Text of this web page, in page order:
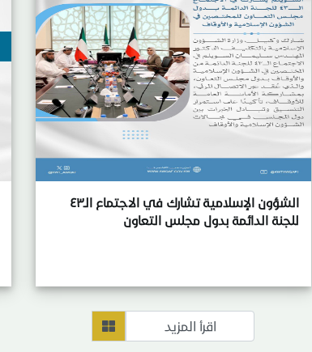
الشؤون الإسلامية تشارك في الاجتماع الـ٤٣
للجنة الدائمة بدول مجلس التعاون